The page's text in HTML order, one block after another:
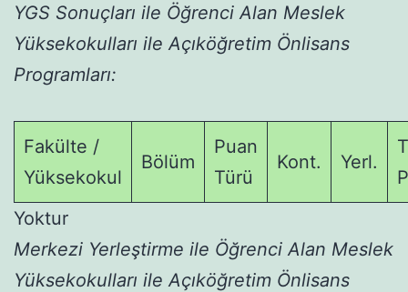
YGS Sonuçları ile Öğrenci Alan Meslek
Yüksekokulları ile Açıköğretim Önlisans
Programları:
Fakülte /
Yüksekokul
Bölüm
Puan
Türü
Kont. Yerl.
Yoktur
Merkezi Yerleştirme ile Öğrenci Alan Meslek
Yüksekokulları ile Açıköğretim Önlisans